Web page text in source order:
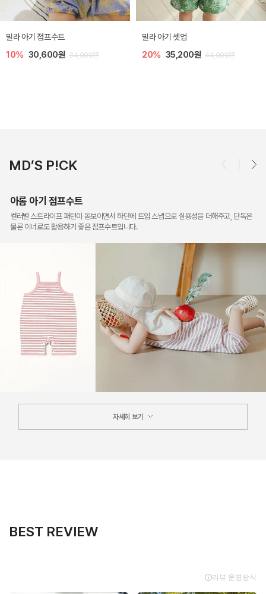
토닉 아기 민소매 티셔츠
20% 11,200원 14,000원
베티 니트 아기 민소매 티셔츠
10% 24,300원 27,000원
MD’S P!CK
아롬 아기 점프수트
컬러별 스트라이프 패턴이 돋보이면서 하단에 트임 스냅으로 실용성을 더해주고, 단독은
물론 이너로도 활용하기 좋은 점프수트입니다.
자세히 보기
BEST REVIEW